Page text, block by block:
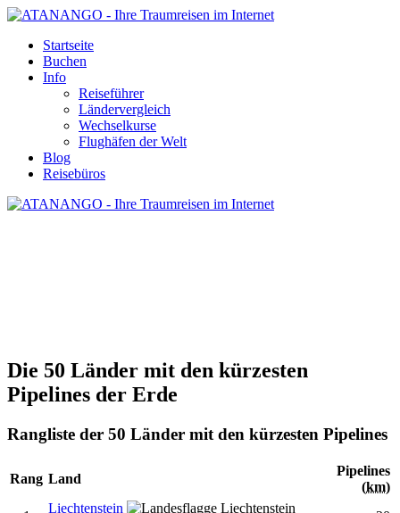
Startseite
Buchen
Info
Reiseführer
Ländervergleich
Wechselkurse
Flughäfen der Welt
Blog
Reisebüros
Die 50 Länder mit den kürzesten
Pipelines der Erde
Rangliste der 50 Länder mit den kürzesten Pipelines
Rang Land
Pipelines
(km)
Liechtenstein